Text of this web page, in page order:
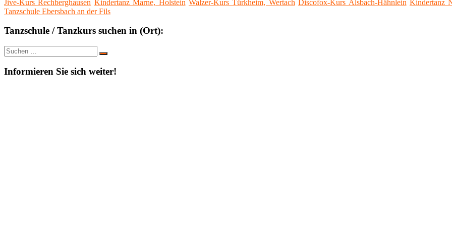
Jive-Kurs Rechberghausen Kindertanz Marne, Holstein Walzer-Kurs Türkheim, Wertach Discofox-Kurs Alsbach-Hähnlein Kindertanz
Tanzschule Ebersbach an der Fils
Tanzschule / Tanzkurs suchen in (Ort):
Suche
nach:
Suchen
Informieren Sie sich weiter!